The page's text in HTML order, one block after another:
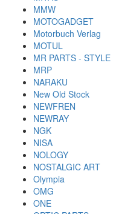
MMW
MOTOGADGET
Motorbuch Verlag
MOTUL
MR PARTS - STYLE
MRP
NARAKU
New Old Stock
NEWFREN
NEWRAY
NGK
NISA
NOLOGY
NOSTALGIC ART
Olympia
OMG
ONE